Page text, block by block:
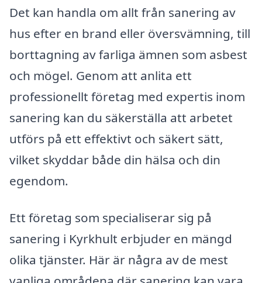
Det kan handla om allt från sanering av
hus efter en brand eller översvämning, till
borttagning av farliga ämnen som asbest
och mögel. Genom att anlita ett
professionellt företag med expertis inom
sanering kan du säkerställa att arbetet
utförs på ett effektivt och säkert sätt,
vilket skyddar både din hälsa och din
egendom.
Ett företag som specialiserar sig på
sanering i Kyrkhult erbjuder en mängd
olika tjänster. Här är några av de mest